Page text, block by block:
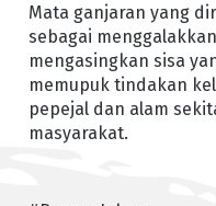
Mata ganjaran yang
sebagai
mengasingkan sisa
memupuk tindakan
pepejal dan alam
masyarakat.